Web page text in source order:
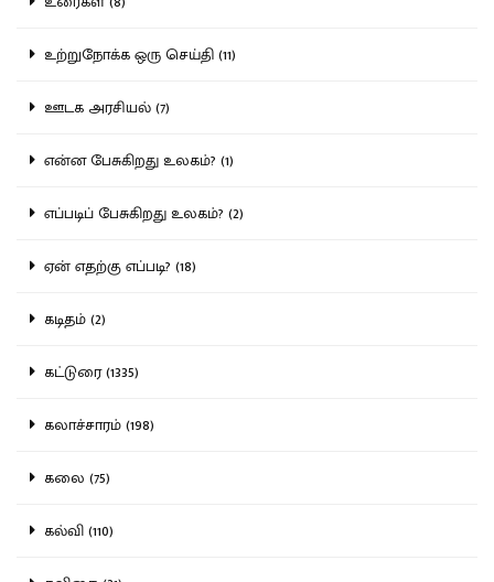
உற்றுநோக்க ஒரு செய்தி (11)
ஊடக அரசியல் (7)
என்ன பேசுகிறது உலகம்? (1)
எப்படிப் பேசுகிறது உலகம்? (2)
ஏன் எதற்கு எப்படி? (18)
கடிதம் (2)
கட்டுரை (1335)
கலாச்சாரம் (198)
கலை (75)
கல்வி (110)